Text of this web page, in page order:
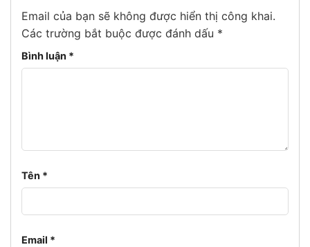
Email của bạn sẽ không được hiển thị công khai.
Các trường bắt buộc được đánh dấu *
Bình luận *
Tên *
Email *